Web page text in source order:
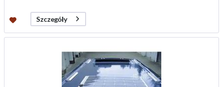
Szczegóły